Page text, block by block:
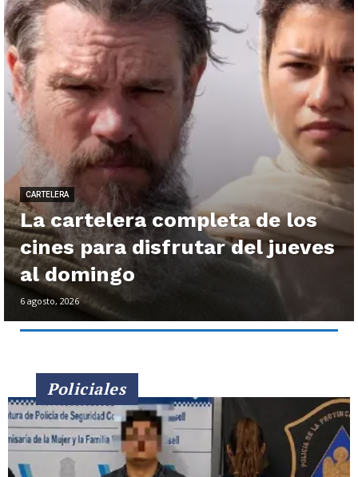
CARTELERA
La cartelera completa de los
cines para disfrutar del jueves
al domingo
6 agosto, 2026
Policiales